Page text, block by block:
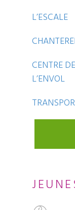
L’ESCALE
CENTRE
L’ENVOL